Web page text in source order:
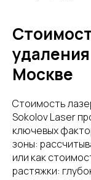
Москве
Стоимость
Sokolov Laser
ключевых
зоны:
или как
растяжки: